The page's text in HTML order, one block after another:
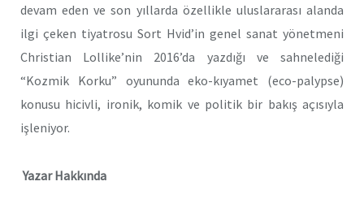
devam eden ve son yıllarda özellikle uluslararası alanda
ilgi çeken tiyatrosu Sort Hvid’in genel sanat yönetmeni
Christian Lollike’nin 2016’da yazdığı ve sahnelediği
“Kozmik Korku” oyununda eko-kıyamet (eco-palypse)
konusu hicivli, ironik, komik ve politik bir bakış açısıyla
işleniyor.
Yazar Hakkında